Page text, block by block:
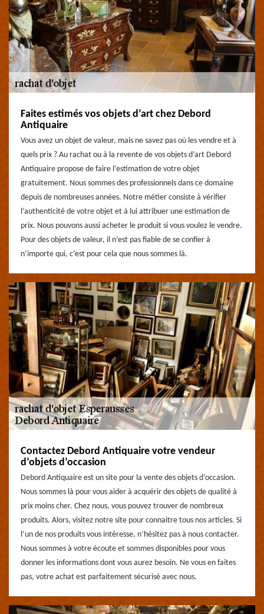
Faites estimés vos objets d’art chez Debord
Antiquaire
Vous avez un objet de valeur, mais ne savez pas où les vendre et à
quels prix ? Au rachat ou à la revente de vos objets d’art Debord
Antiquaire propose de faire l’estimation de votre objet
gratuitement. Nous sommes des professionnels dans ce domaine
depuis de nombreuses années. Notre métier consiste à vérifier
l’authenticité de votre objet et à lui attribuer une estimation de
prix. Nous pouvons aussi acheter le produit si vous voulez le vendre.
Pour des objets de valeur, il n’est pas fiable de se confier à
n’importe qui, c’est pour cela que nous sommes là.
Contactez Debord Antiquaire votre vendeur
d’objets d’occasion
Debord Antiquaire est un site pour la vente des objets d’occasion.
Nous sommes là pour vous aider à acquérir des objets de qualité à
prix moins cher. Chez nous, vous pouvez trouver de nombreux
produits. Alors, visitez notre site pour connaitre tous nos articles. Si
l’un de nos produits vous intéresse, n’hésitez pas à nous contacter.
Nous sommes à votre écoute et sommes disponibles pour vous
donner les informations dont vous aurez besoin. Ne vous en faites
pas, votre achat est parfaitement sécurisé avec nous.